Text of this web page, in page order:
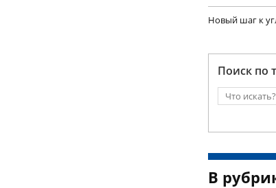
Новый шаг к
Поиск по
В